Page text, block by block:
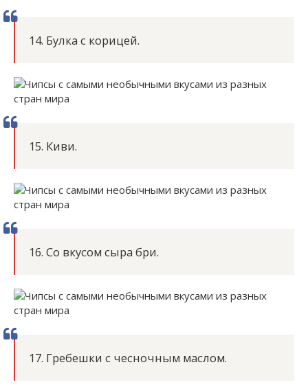
14. Булка с корицей.
15. Киви.
16. Со вкусом сыра бри.
17. Гребешки с чесночным маслом.